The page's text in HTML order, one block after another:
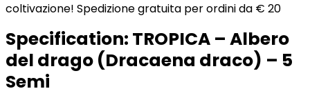
coltivazione! Spedizione gratuita per ordini da € 20
Specification: TROPICA – Albero
del drago (Dracaena draco) – 5
Semi